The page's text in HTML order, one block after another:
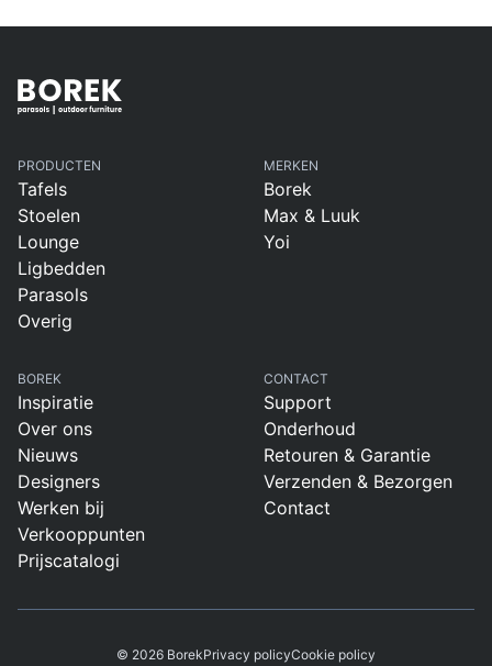
PRODUCTEN
Tafels
Stoelen
Lounge
Ligbedden
Parasols
Overig
MERKEN
Borek
Max & Luuk
Yoi
BOREK
Inspiratie
Over ons
Nieuws
Designers
Werken bij
Verkooppunten
Prijscatalogi
CONTACT
Support
Onderhoud
Retouren & Garantie
Verzenden & Bezorgen
Contact
© 2026 BorekPrivacy policyCookie policy